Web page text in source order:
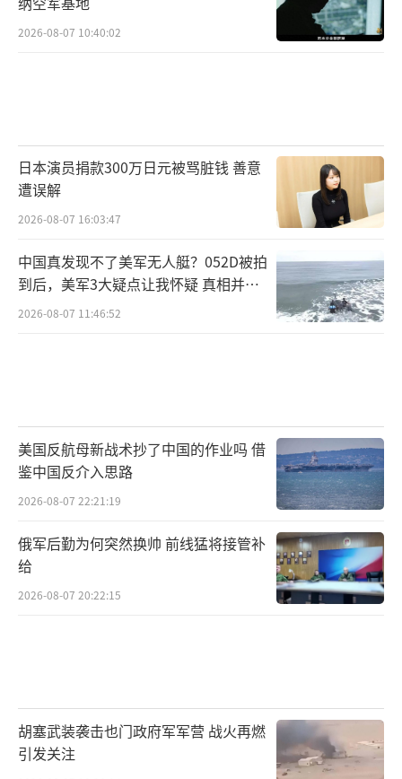
2026-08-07 10:40:02
日本演员捐款300万日元被骂脏钱 善意
遭误解
2026-08-07 16:03:47
中国真发现不了美军无人艇？052D被拍
到后，美军3大疑点让我怀疑 真相并非
如此
2026-08-07 11:46:52
美国反航母新战术抄了中国的作业吗 借
鉴中国反介入思路
2026-08-07 22:21:19
俄军后勤为何突然换帅 前线猛将接管补
给
2026-08-07 20:22:15
胡塞武装袭击也门政府军军营 战火再燃
引发关注